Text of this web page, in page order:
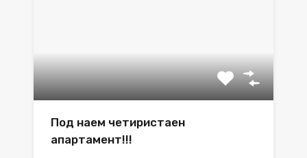
Под наем четиристаен
апартамент!!!